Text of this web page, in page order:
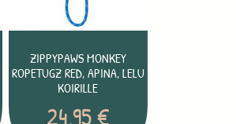
ZIPPYPAWS MONKEY
ROPETUGZ RED, APINA, LELU
KOIRILLE
24,95€